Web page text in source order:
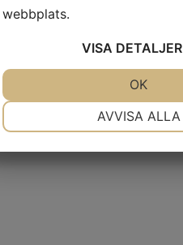
webbplats.
VISA DETALJER
AVVISA ALLA
OK